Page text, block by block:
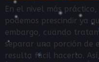
En el nivel más
podemos prescindir ya
embargo, cuando
separar una porción de
resulta fácil hacerlo.